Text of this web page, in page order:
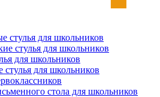
стулья для школьников
стулья для школьников
для школьников
стулья для школьников
стола для школьников